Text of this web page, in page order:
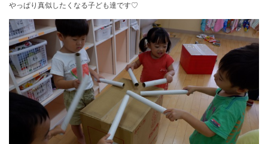
やっぱり真似したくなる子ども達です♡